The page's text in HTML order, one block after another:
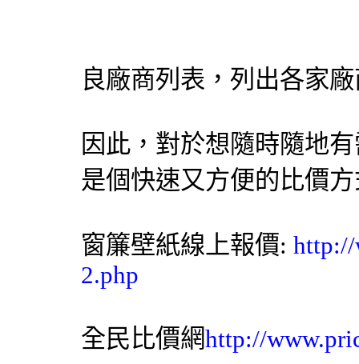
良廠商列表，列出各家
因此，對於想隨時隨地
是個快速又方便的比價
窗簾壁紙線上報價: http://
2.php
全民比價網http://